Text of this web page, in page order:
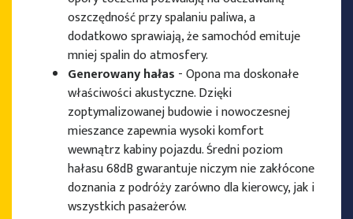
oszczędność przy spalaniu paliwa, a
dodatkowo sprawiają, że samochód emituje
mniej spalin do atmosfery.
Generowany hałas - Opona ma doskonałe
właściwości akustyczne. Dzięki
zoptymalizowanej budowie i nowoczesnej
mieszance zapewnia wysoki komfort
wewnątrz kabiny pojazdu. Średni poziom
hałasu 68dB gwarantuje niczym nie zakłócone
doznania z podróży zarówno dla kierowcy, jak i
wszystkich pasażerów.